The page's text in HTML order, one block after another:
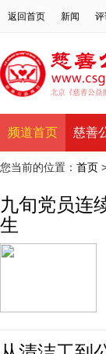
返回首页 新闻
频道首页 慈善
慈善公益报>慈善
您当前的位置： 首页
九旬党员连
生